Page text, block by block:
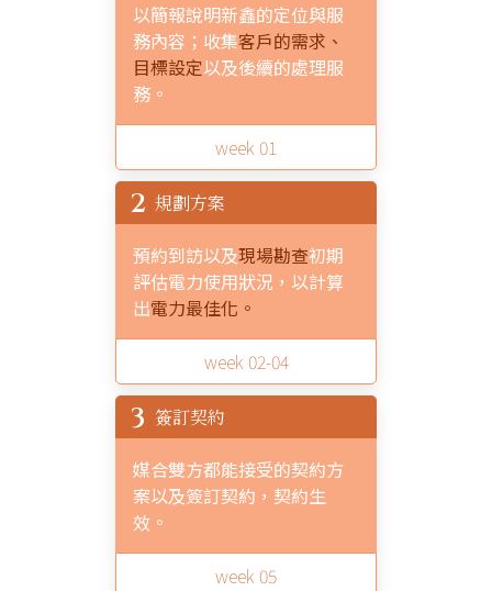
以簡報說明新鑫的定位與服
務內容；收集客戶的需求、
目標設定以及後續的處理服
務。
week 01
2 規劃方案
預約到訪以及現場勘查初期
評估電力使用狀況，以計算
出電力最佳化。
week 02-04
3 簽訂契約
媒合雙方都能接受的契約方
案以及簽訂契約，契約生
效。
week 05